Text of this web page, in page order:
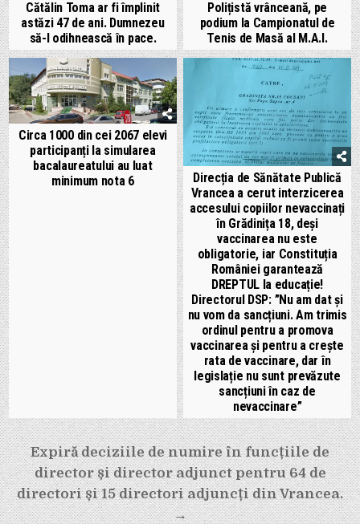
Cătălin Toma ar fi împlinit
astăzi 47 de ani. Dumnezeu
să-l odihnească în pace.
Polițistă vrânceană, pe
podium la Campionatul de
Tenis de Masă al M.A.I.
Circa 1000 din cei 2067 elevi
participanți la simularea
bacalaureatului au luat
minimum nota 6
Direcția de Sănătate Publică
Vrancea a cerut interzicerea
accesului copiilor nevaccinați
în Grădinița 18, deși
vaccinarea nu este
obligatorie, iar Constituția
României garantează
DREPTUL la educație!
Directorul DSP: ”Nu am dat și
nu vom da sancțiuni. Am trimis
ordinul pentru a promova
vaccinarea și pentru a crește
rata de vaccinare, dar în
legislație nu sunt prevăzute
sancțiuni în caz de
nevaccinare”
Navigare
în
articole
Expiră deciziile de numire în funcțiile de
director și director adjunct pentru 64 de
directori și 15 directori adjuncți din Vrancea.
→